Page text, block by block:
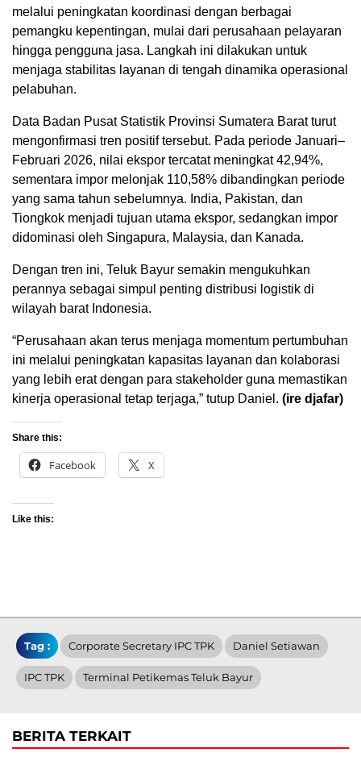
melalui peningkatan koordinasi dengan berbagai
pemangku kepentingan, mulai dari perusahaan pelayaran
hingga pengguna jasa. Langkah ini dilakukan untuk
menjaga stabilitas layanan di tengah dinamika operasional
pelabuhan.
Data Badan Pusat Statistik Provinsi Sumatera Barat turut
mengonfirmasi tren positif tersebut. Pada periode Januari–
Februari 2026, nilai ekspor tercatat meningkat 42,94%,
sementara impor melonjak 110,58% dibandingkan periode
yang sama tahun sebelumnya. India, Pakistan, dan
Tiongkok menjadi tujuan utama ekspor, sedangkan impor
didominasi oleh Singapura, Malaysia, dan Kanada.
Dengan tren ini, Teluk Bayur semakin mengukuhkan
perannya sebagai simpul penting distribusi logistik di
wilayah barat Indonesia.
“Perusahaan akan terus menjaga momentum pertumbuhan
ini melalui peningkatan kapasitas layanan dan kolaborasi
yang lebih erat dengan para stakeholder guna memastikan
kinerja operasional tetap terjaga,” tutup Daniel. (ire djafar)
Share this:
Facebook X
Like this:
Tag : Corporate Secretary IPC TPK Daniel Setiawan
IPC TPK Terminal Petikemas Teluk Bayur
BERITA TERKAIT